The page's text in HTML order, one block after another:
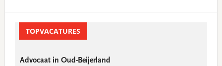
SidebarTOPVACATURES
Advocaat in Oud-Beijerland